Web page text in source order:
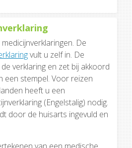
De
vult u zelf in. De
verklaring en zet bij akkoord
een stempel. Voor reizen
heeft u een
(Engelstalig) nodig.
door de huisarts ingevuld en